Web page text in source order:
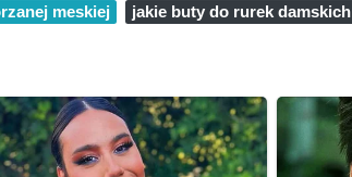
meskiej jakie buty do rurek damskich